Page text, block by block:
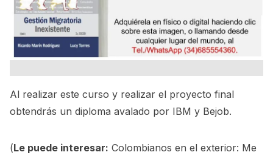
Al realizar este curso y realizar el proyecto final
obtendrás un diploma avalado por IBM y Bejob.
(Le puede interesar: Colombianos en el exterior: Me